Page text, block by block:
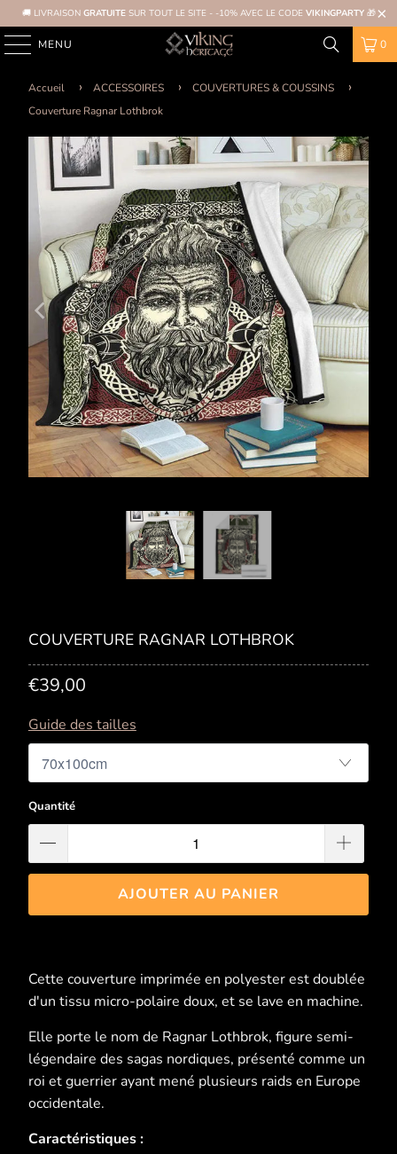
🚚 LIVRAISON GRATUITE SUR TOUT LE SITE - -10% AVEC LE CODE VIKINGPARTY 🎁
MENU 0
Accueil ACCESSOIRES
COUVERTURES & COUSSINS
Couverture Ragnar Lothbrok
COUVERTURE RAGNAR LOTHBROK
€39,00
Guide des tailles
Quantité
AJOUTER AU PANIER
Cette couverture imprimée en polyester est doublée
d'un tissu micro-polaire doux, et se lave en machine.
Elle porte le nom de Ragnar Lothbrok, figure semi-
légendaire des sagas nordiques, présenté comme un
roi et guerrier ayant mené plusieurs raids en Europe
occidentale.
Caractéristiques :